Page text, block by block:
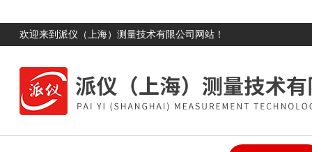
欢迎来到派仪（上海）测量技术有限公司网站！